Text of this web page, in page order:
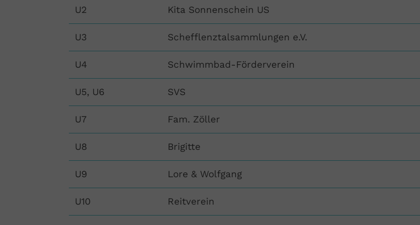
U2 Kita Sonnenschein US
U3 Schefflenztalsammlungen e.V.
U4 Schwimmbad-Förderverein
U5, U6 SVS
U7 Fam. Zöller
U8 Brigitte
U9 Lore & Wolfgang
U10 Reitverein